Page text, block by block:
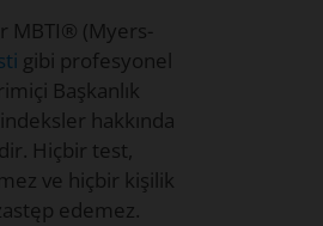
MBTI® (Myers-
gibi profesyonel
Başkanlık
hakkında
Hiçbir test,
ve hiçbir kişilik
edemez.